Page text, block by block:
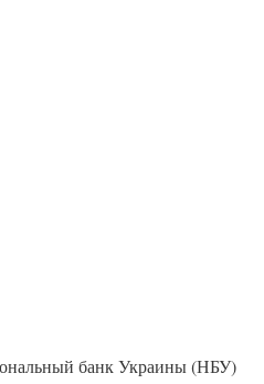
банк Украины (НБУ)